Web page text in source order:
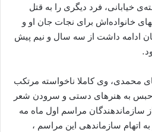
خیابانی، فرد دیگری را به‌ قتل
خانواده‌اش برای نجات جان او و
ادامه‌ داشت از سه‌ سال و نیم پیش
محمدی، وی کاملا ناخواسته‌ مرتکب
حبس به‌ هنرهای دستی و سرودن شعر
سازماندهندگان مراسم اول ماه مه
اتهام سازماندهی این مراسم ،